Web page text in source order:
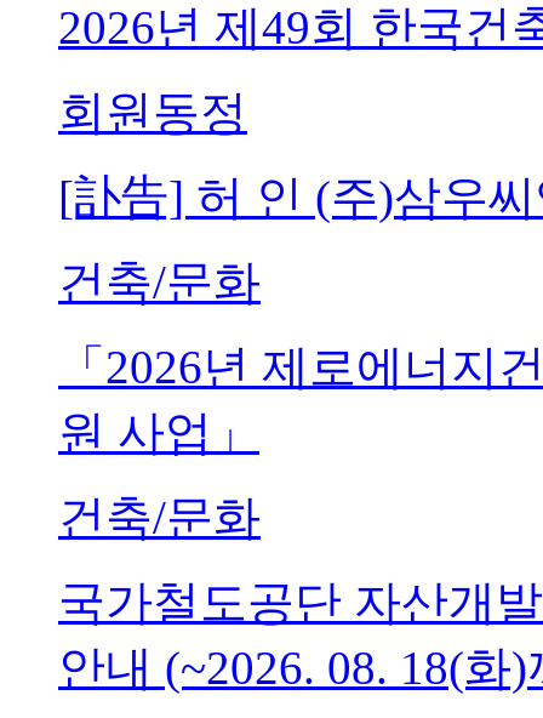
2026년 제49회 한국건
회원동정
[訃告] 허 인 (주)삼우
건축/문화
「2026년 제로에너지
원 사업」
건축/문화
국가철도공단 자산개
안내 (~2026. 08. 18(화